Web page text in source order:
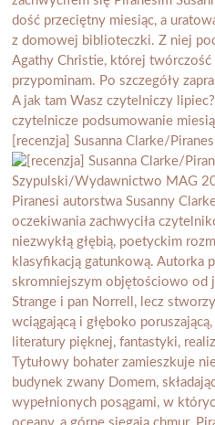
[recenzja] Susanna Clarke/